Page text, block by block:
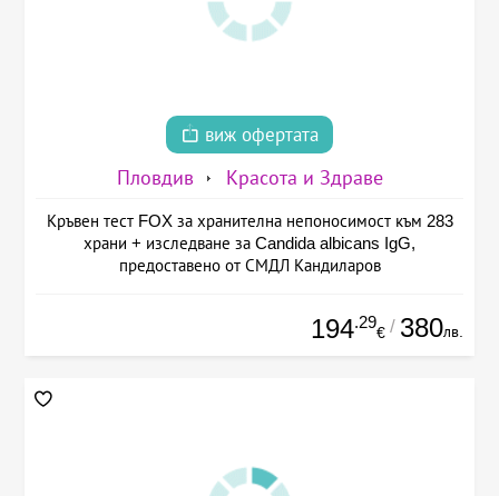
виж офертата
Пловдив Красота и Здраве
Кръвен тест FOX за хранителна непоносимост към 283
храни + изследване за Candida albicans IgG,
предоставено от СМДЛ Кандиларов
194.29
€ / 380лв.